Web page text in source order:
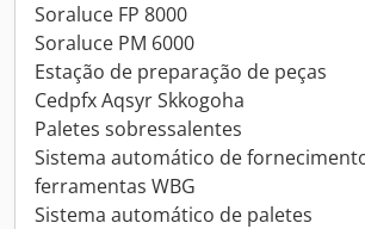
Soraluce FP 8000
Soraluce PM 6000
Estação de preparação de peças
Cedpfx Aqsyr Skkogoha
Paletes sobressalentes
Sistema automático de
ferramentas WBG
Sistema automático de paletes